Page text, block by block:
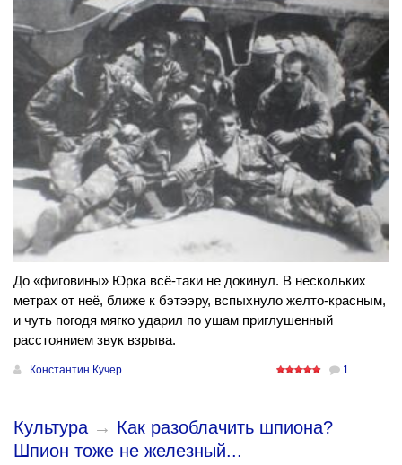
До «фиговины» Юрка всё-таки не докинул. В нескольких
метрах от неё, ближе к бэтээру, вспыхнуло желто-красным,
и чуть погодя мягко ударил по ушам приглушенный
расстоянием звук взрыва.
Константин Кучер 1
Культура → Как разоблачить шпиона?
Шпион тоже не железный...